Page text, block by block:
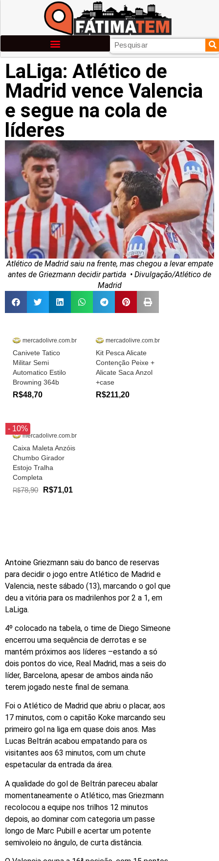
LaLiga: Atlético de
Madrid vence Valencia
e segue na cola de
líderes
Atlético de Madrid saiu na frente, mas chegou a levar empate
antes de Griezmann decidir partida • Divulgação/Atlético de
Madrid
mercadolivre.com.br
Canivete Tatico
Militar Semi
Automatico Estilo
Browning 364b
R$48,70
mercadolivre.com.br
Kit Pesca Alicate
Contenção Peixe +
Alicate Saca Anzol
+case
R$211,20
- 10%
mercadolivre.com.br
Caixa Maleta Anzóis
Chumbo Girador
Estojo Tralha
Completa
R$78,90 R$71,01
Antoine Griezmann saiu do banco de reservas
para decidir o jogo entre Atlético de Madrid e
Valencia, neste sábado (13), marcando o gol que
deu a vitória para os madrilenhos por 2 a 1, em
LaLiga.
4º colocado na tabela, o time de Diego Simeone
encerrou uma sequência de derrotas e se
mantém próximos aos líderes –estando a só
dois pontos do vice, Real Madrid, mas a seis do
líder, Barcelona, apesar de ambos ainda não
terem jogado neste final de semana.
Foi o Atlético de Madrid que abriu o placar, aos
17 minutos, com o capitão Koke marcando seu
primeiro gol na liga em quase dois anos. Mas
Lucas Beltrán acabou empatando para os
visitantes aos 63 minutos, com um chute
espetacular da entrada da área.
A qualidade do gol de Beltrán pareceu abalar
momentaneamente o Atlético, mas Griezmann
recolocou a equipe nos trilhos 12 minutos
depois, ao dominar com categoria um passe
longo de Marc Pubill e acertar um potente
semivoleio no ângulo, de curta distância.